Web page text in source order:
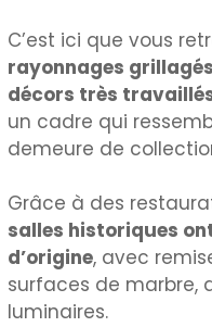
C’est ici que vous
rayonnages
décors très
un cadre qui
demeure de
Grâce à des
salles historiques
d’origine, avec
surfaces de marbre,
luminaires.